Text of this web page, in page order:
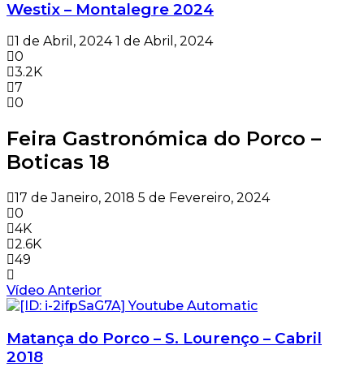
Westix – Montalegre 2024
1 de Abril, 2024 1 de Abril, 2024
0
3.2K
7
0
Feira Gastronómica do Porco –
Boticas 18
17 de Janeiro, 2018 5 de Fevereiro, 2024
0
4K
2.6K
49
Vídeo Anterior
Matança do Porco – S. Lourenço – Cabril
2018